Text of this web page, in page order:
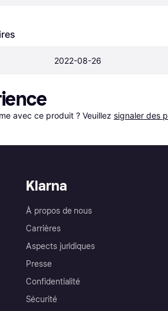
2022-08-26
avec ce produit ? Veuillez signaler des
Klarna
À propos de nous
Carrières
Aspects juridiques
Presse
Confidentialité
Sécurité